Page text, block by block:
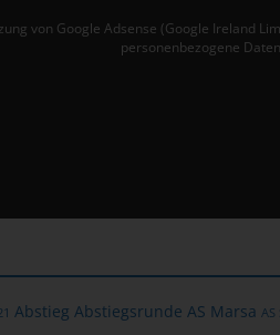
von Google Adsense (Google Ireland
personenbezogene
Abstieg Abstiegsrunde AS Marsa